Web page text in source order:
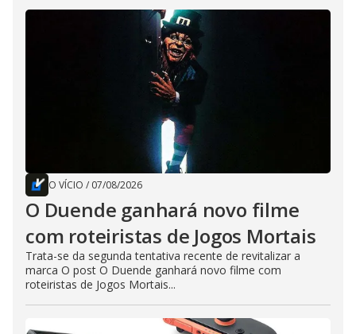
O VÍCIO / 07/08/2026
O Duende ganhará novo filme
com roteiristas de Jogos Mortais
Trata-se da segunda tentativa recente de revitalizar a
marca O post O Duende ganhará novo filme com
roteiristas de Jogos Mortais...